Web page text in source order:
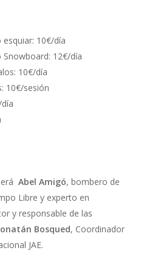
10€/día
12€/día
10€/día
10€/sesión
Abel Amigó, bombero de
Libre y experto en
y responsable de las
Bosqued, Coordinador
JAE.